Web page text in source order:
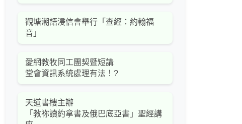
觀塘潮語浸信會舉行「查經：約翰福
音」
愛網教牧同工團契暨短講
堂會資訊系統處理有法！?
天道書樓主辦
「教祢讀約拿書及俄巴底亞書」聖經講